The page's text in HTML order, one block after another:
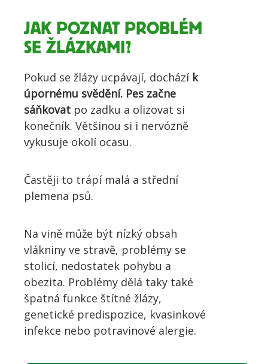
JAK POZNAT PROBLÉM
SE ŽLÁZKAMI?
Pokud se žlázy ucpávají, dochází k
úpornému svědění. Pes začne
sáňkovat po zadku a olizovat si
konečník. Většinou si i nervózně
vykusuje okolí ocasu.
Častěji to trápí malá a střední
plemena psů.
Na vině může být nízký obsah
vlákniny ve stravě, problémy se
stolicí, nedostatek pohybu a
obezita. Problémy dělá taky také
špatná funkce štítné žlázy,
genetické predispozice, kvasinkové
infekce nebo potravinové alergie.